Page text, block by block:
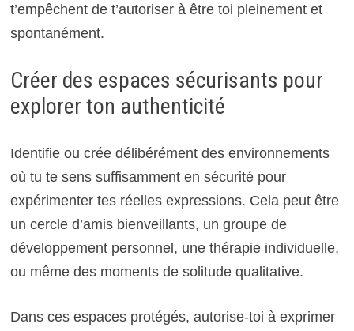
t’empêchent de t’autoriser à être toi pleinement et
spontanément.
Créer des espaces sécurisants pour
explorer ton authenticité
Identifie ou crée délibérément des environnements
où tu te sens suffisamment en sécurité pour
expérimenter tes réelles expressions. Cela peut être
un cercle d’amis bienveillants, un groupe de
développement personnel, une thérapie individuelle,
ou même des moments de solitude qualitative.
Dans ces espaces protégés, autorise-toi à exprimer